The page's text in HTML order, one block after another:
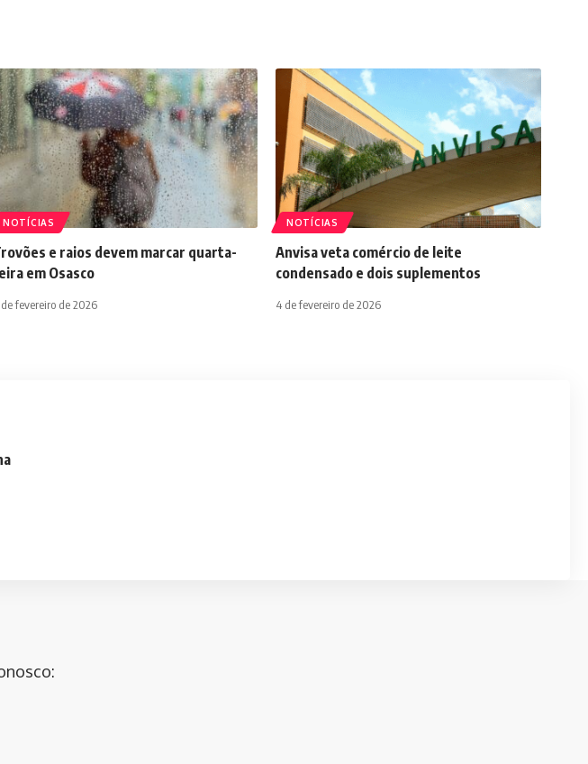
NOTÍCIAS
e raios devem marcar quarta-
em Osasco
fevereiro de 2026
NOTÍCIAS
Anvisa veta comércio de leite
condensado e dois suplementos
4 de fevereiro de 2026